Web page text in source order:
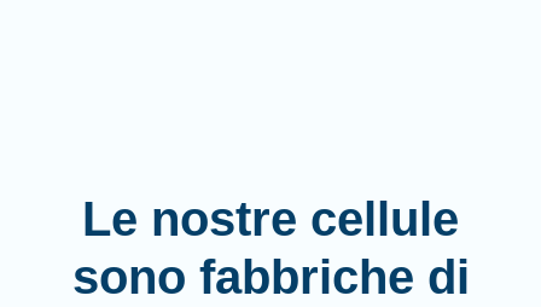
Le nostre cellule
sono fabbriche di